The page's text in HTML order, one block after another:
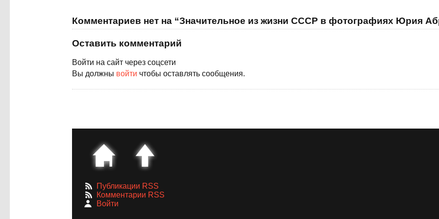
Комментариев нет на “Значительное из жизни СССР в фотографиях Юрия
Оставить комментарий
Войти на сайт через соцсети
Вы должны войти чтобы оставлять сообщения.
Публикации RSS
Комментарии RSS
Войти